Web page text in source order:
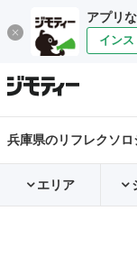
アプリ
イン
兵庫県のリフレクソ
エリア